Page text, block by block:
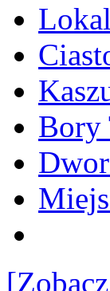
Bory